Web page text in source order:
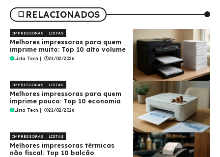
RELACIONADOS
IMPRESSORAS LISTAS
Melhores impressoras para quem
imprime muito: Top 10 alto volume
Lista Tech | 21/02/2026
IMPRESSORAS LISTAS
Melhores impressoras para quem
imprime pouco: Top 10 economia
Lista Tech | 21/02/2026
IMPRESSORAS LISTAS
Melhores impressoras térmicas
não fiscal: Top 10 balcão